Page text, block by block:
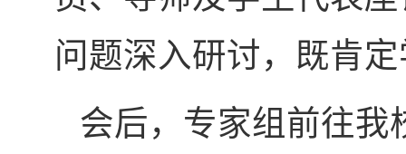
问题深入研讨，既肯
会后，专家组前往